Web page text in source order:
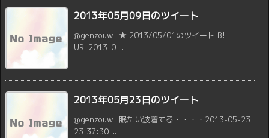
2013年05月09日のツイート
@genzouw: ★ 2013/05/01のツイート B!
URL2013-0 ...
2013年05月23日のツイート
@genzouw: 眠たい波着てる・・・・2013-05-23
23:37:30 ...